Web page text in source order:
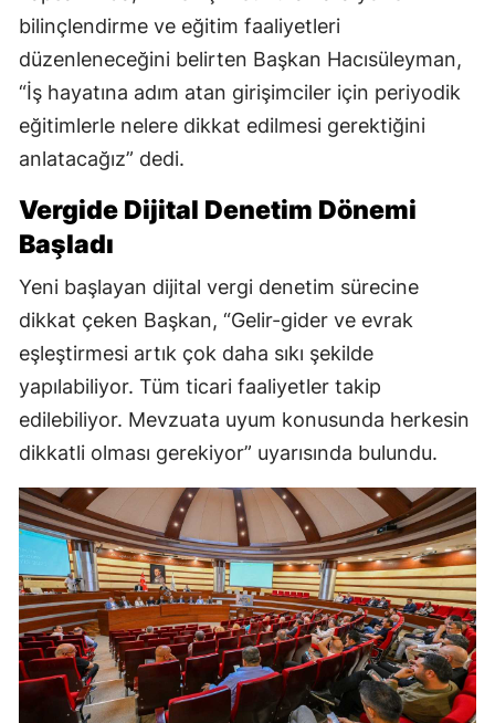
bilinçlendirme ve eğitim faaliyetleri
düzenleneceğini belirten Başkan Hacısüleyman,
“İş hayatına adım atan girişimciler için periyodik
eğitimlerle nelere dikkat edilmesi gerektiğini
anlatacağız” dedi.
Vergide Dijital Denetim Dönemi
Başladı
Yeni başlayan dijital vergi denetim sürecine
dikkat çeken Başkan, “Gelir-gider ve evrak
eşleştirmesi artık çok daha sıkı şekilde
yapılabiliyor. Tüm ticari faaliyetler takip
edilebiliyor. Mevzuata uyum konusunda herkesin
dikkatli olması gerekiyor” uyarısında bulundu.